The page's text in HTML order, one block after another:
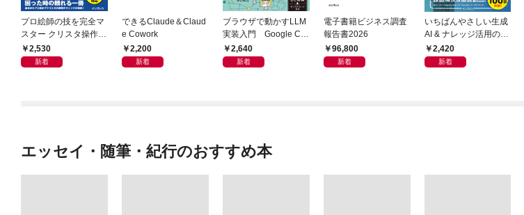
プロ絵師の技を完全マ
スター クリスタ操作術
決定版 改訂2版 CLIP S
TUDIO PAINT PRO/E
2,530
新着
できるClaude＆Claud
e Cowork
2,200
新着
ブラウザで動かすLLM
実装入門 Google Col
aboratoryで実践するL
LM・RAG・ファイン
2,640
新着
電子書籍ビジネス調査
報告書2026
96,800
新着
いちばんやさしい生成
AI & ナレッジ活用の教
本 人気講師が教える新
しい価値を生み出す社
2,420
新着
エッセイ・随筆・紀行のおすすめ本